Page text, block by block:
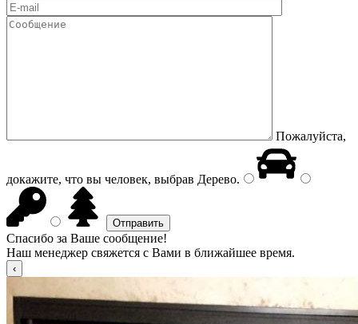
Пожалуйста,
докажите, что вы человек, выбрав Дерево.
Спасибо за Ваше сообщение!
Наш менеджер свяжется с Вами в ближайшее время.